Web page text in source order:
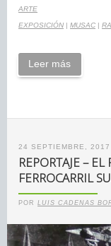
ARTE
EXPOSICIÓN | MUSAC |
Leer más
24 SEPTIEMBRE, 2017
REPORTAJE – EL
FERROCARRIL
POR LUIS CADENAS